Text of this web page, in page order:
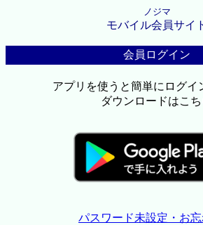
ノジマ
モバイル会員サイ
会員ログイン
アプリを使うと簡単にログイ
ダウンロードはこち
パスワード未設定・お